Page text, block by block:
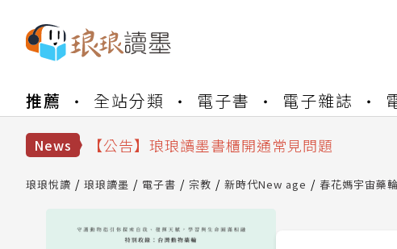
推薦 全站分類 電子書 電子雜誌
News
【公告】因 Readmoo 讀墨系統維護中，本
【公告】琅琅讀墨書櫃開通常見問題
【公告】琅琅書店服務升級重要說明及資產合
琅琅悅讀 琅琅讀墨 電子書 宗教 新時代New age 春花媽宇宙藥輪